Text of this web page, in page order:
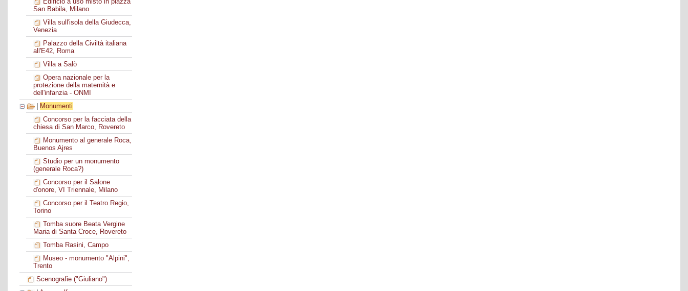
San Babila, Milano
Villa sull'isola della Giudecca,
Venezia
Palazzo della Civiltà italiana
all'E42, Roma
Villa a Salò
Opera nazionale per la
protezione della maternità e
dell'infanzia - ONMI
Monumenti
Concorso per la facciata della
chiesa di San Marco, Rovereto
Monumento al generale Roca,
Buenos Ajres
Studio per un monumento
(generale Roca?)
Concorso per il Salone
d'onore, VI Triennale, Milano
Concorso per il Teatro Regio,
Torino
Tomba suore Beata Vergine
Maria di Santa Croce, Rovereto
Tomba Rasini, Campo
Museo - monumento "Alpini",
Trento
Scenografie ("Giuliano")